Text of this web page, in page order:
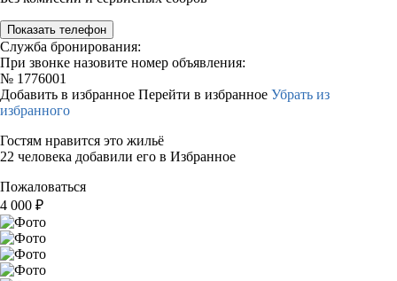
Показать телефон
Служба бронирования:
При звонке назовите номер объявления:
№ 1776001
Добавить в избранное Перейти в избранное Убрать из
избранного
Гостям нравится это жильё
22 человека добавили его в Избранное
Пожаловаться
4 000 ₽